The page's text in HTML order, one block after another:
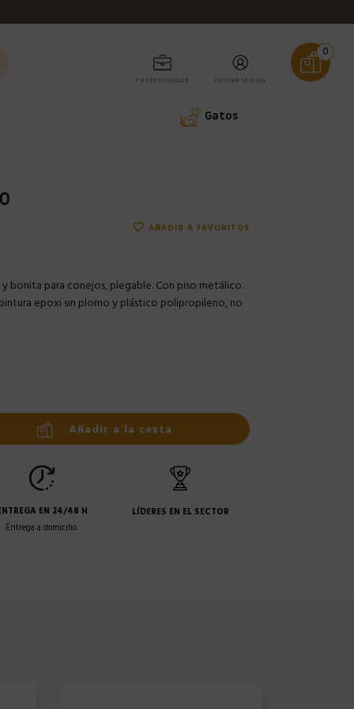
PROFESIONALES INICIAR SESIÓN
0
Gatos
favorite_border AÑADIR A FAVORITOS
y bonita para conejos, plegable. Con piso metálico.
epoxi sin plomo y plástico polipropileno, no
Añadir a la cesta
EN 24/48 H
Entrega a domicilio.
LÍDERES EN EL SECTOR